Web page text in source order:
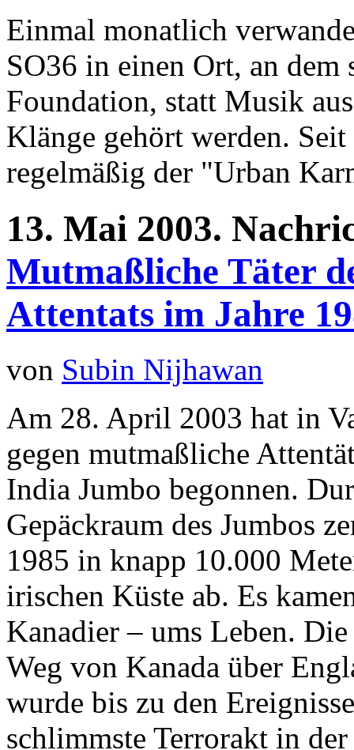
Einmal monatlich
SO36 in einen Ort, an
Foundation, statt Musik
Klänge gehört werden.
regelmäßig der "Urban
13. Mai 2003.
Mutmaßliche Täter
Attentats im Jahre
von Subin Nijhawan
Am 28. April 2003 hat in
gegen mutmaßliche
India Jumbo begonnen.
Gepäckraum des Jumbos
1985 in knapp 10.000
irischen Küste ab. Es
Kanadier – ums Leben.
Weg von Kanada über
wurde bis zu den
schlimmste Terrorakt in